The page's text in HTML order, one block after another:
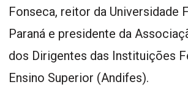
Fonseca, reitor da Universidade
Paraná e presidente da
dos Dirigentes das Instituições
Ensino Superior (Andifes).